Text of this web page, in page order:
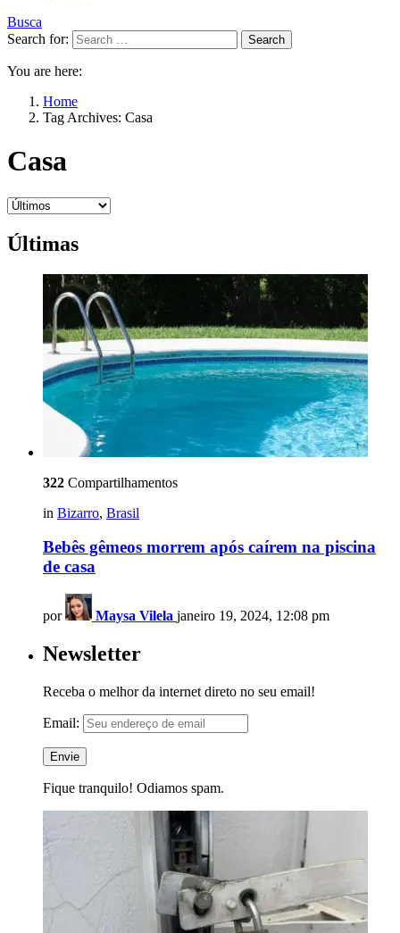
Busca
Search for:
Search
You are here:
Home
Tag Archives: Casa
Casa
Últimas
322 Compartilhamentos
in Bizarro, Brasil
Bebês gêmeos morrem após caírem na piscina
de casa
por Maysa Vilela janeiro 19, 2024, 12:08 pm
Newsletter
Receba o melhor da internet direto no seu email!
Email:
Fique tranquilo! Odiamos spam.